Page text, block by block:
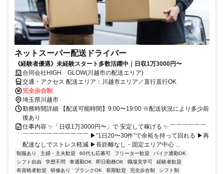
ネットスーパー配送ドライバー
《経験者優遇》未経験スタート多数活躍中｜日収1万3000円〜
合同会社HIGH GLOW(川越市の配送エリア)
交通・アクセス 配送エリア：川越市エリア／直行直行OK
完全歩合制
埼玉県川越市
勤務時間詳細 【配送可能時間】9:00〜19:00 ※配送状況により多少前
後あり
仕事内容 ✨「日収1万3000円〜」で 安定して稼げる ✨ ￣￣￣￣￣￣
￣￣￣￣￣￣￣￣￣￣￣ ▶”1日20〜30件”で余裕を持って回れる ▶再
配達なしでストレス軽減 ▶長距離なし・固定エリア中心 ...
制服あり 主婦・主夫歓迎 60代も応募可 フリーター歓迎
バイク通勤OK
シフト自由
学歴不問 車通勤OK 即日勤務OK 職場見学可
経験者歓迎
有資格者歓迎
研修あり ブランクOK 長期歓迎 完全歩合制
シフト制